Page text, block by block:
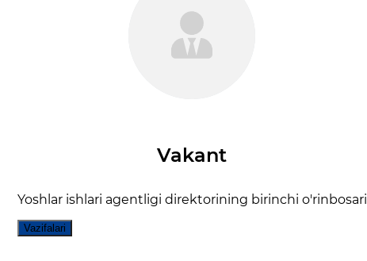
Vakant
Yoshlar ishlari agentligi direktorining birinchi o'rinbosari
Vazifalari